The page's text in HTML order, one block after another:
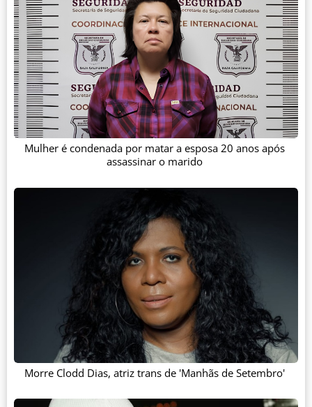
Mulher é condenada por matar a esposa 20 anos após
assassinar o marido
Morre Clodd Dias, atriz trans de 'Manhãs de Setembro'